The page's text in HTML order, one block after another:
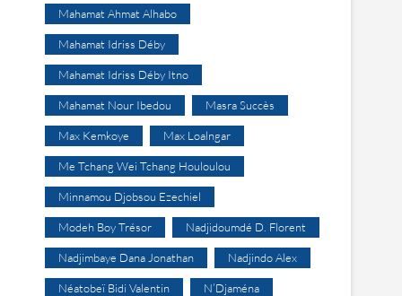
Mahamat Ahmat Alhabo
Mahamat Idriss Déby
Mahamat Idriss Déby Itno
Mahamat Nour Ibedou Masra Succès
Max Kemkoye Max Loalngar
Me Tchang Wei Tchang Houloulou
Minnamou Djobsou Ezechiel
Modeh Boy Trésor Nadjidoumdé D. Florent
Nadjimbaye Dana Jonathan Nadjindo Alex
Néatobeï Bidi Valentin N’Djaména